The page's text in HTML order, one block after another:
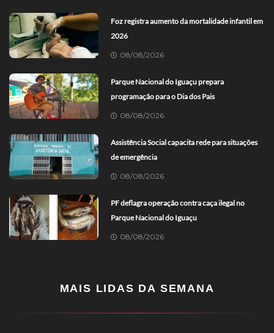
Foz registra aumento da mortalidade infantil em
2026
08/08/2026
Parque Nacional do Iguaçu prepara
programação para o Dia dos Pais
08/08/2026
Assistência Social capacita rede para situações
de emergência
08/08/2026
PF deflagra operação contra caça ilegal no
Parque Nacional do Iguaçu
08/08/2026
MAIS LIDAS DA SEMANA